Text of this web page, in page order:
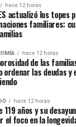
es parte
identidad,
y de
cultura.
el
la
hace 12 horas
actualizó los topes
familiares:
hace 12 horas
de las
ordenar las deudas
hace 12 horas
119 años y su
el foco en la